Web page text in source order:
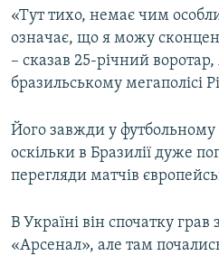
«Тут тихо, немає чим
означає, що я можу
– сказав 25-річний
бразильському мегаполісі
Його завжди у футбольному
оскільки в Бразилії дуже
перегляди матчів
В Україні він спочатку грав
«Арсенал», але там